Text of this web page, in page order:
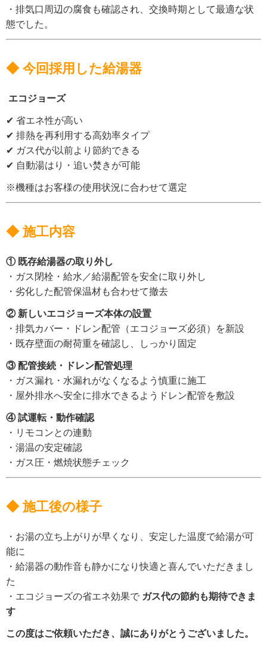
・排気口周辺の腐食も確認され、交換時期として最適な状
態でした。
◆ 今回採用した給湯器
エコジョーズ
✔ 省エネ性が高い
✔ 排熱を再利用する高効率タイプ
✔ ガス代が以前より節約できる
✔ 自動湯はり・追い焚きが可能
※機種はお客様の使用状況に合わせて選定
◆ 施工内容
① 既存給湯器の取り外し
・ガス閉栓・給水／給湯配管を安全に取り外し
・劣化した配管保温材も合わせて撤去
② 新しいエコジョーズ本体の設置
・排気カバー・ドレン配管（エコジョーズ必須）を新設
・既存壁面の耐荷重を確認し、しっかり固定
③ 配管接続・ドレン配管処理
・ガス漏れ・水漏れがなくなるよう慎重に施工
・屋外排水へ安全に排水できるようドレン配管を敷設
④ 試運転・動作確認
・リモコンとの連動
・湯温の安定確認
・ガス圧・燃焼状態チェック
◆ 施工後の様子
・お湯の立ち上がりが早くなり、安定した温度で給湯が可
能に
・給湯器の動作音も静かになり快適と喜んでいただきまし
た
・エコジョーズの省エネ効果で ガス代の節約も期待できま
す
この度はご依頼いただき、誠にありがとうございました。